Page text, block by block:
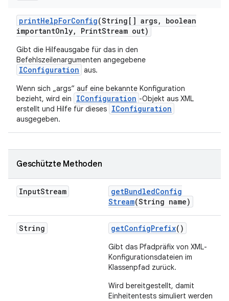
printHelpForConfig(String[] args,
boolean
importantOnly, PrintStream out)
Gibt die Hilfeausgabe für das in den
Befehlszeilenargumenten angegebene
IConfiguration aus.
Wenn sich „args“ auf eine bekannte Konfiguration
bezieht, wird ein
IConfiguration -Objekt aus XML
erstellt und Hilfe für dieses IConfiguration
ausgegeben.
Geschützte Methoden
InputStream getBundledConfig
Stream(String name)
String getConfigPrefix()
Gibt das Pfadpräfix von XML-
Konfigurationsdateien im
Klassenpfad zurück.
Wird bereitgestellt, damit
Einheitentests simuliert werden